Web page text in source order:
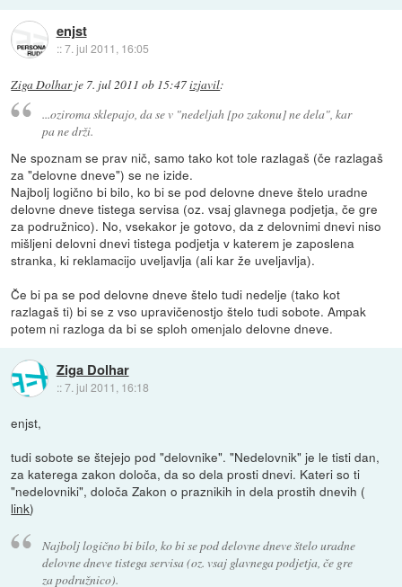
enjst
::7. jul 2011, 16:05
Ziga Dolharje 7. jul 2011 ob 15:47izjavil:
...oziroma sklepajo, da se v "nedeljah [po zakonu] ne dela", kar
pa ne drži.
Ne spoznam se prav nič, samo tako kot tole razlagaš (če razlagaš
za "delovne dneve") se ne izide.
Najbolj logično bi bilo, ko bi se pod delovne dneve štelo uradne
delovne dneve tistega servisa (oz. vsaj glavnega podjetja, če gre
za podružnico). No, vsekakor je gotovo, da z delovnimi dnevi niso
mišljeni delovni dnevi tistega podjetja v katerem je zaposlena
stranka, ki reklamacijo uveljavlja (ali kar že uveljavlja).
Če bi pa se pod delovne dneve štelo tudi nedelje (tako kot
razlagaš ti) bi se z vso upravičenostjo štelo tudi sobote. Ampak
potem ni razloga da bi se sploh omenjalo delovne dneve.
Ziga Dolhar
::7. jul 2011, 16:18
enjst,
tudi sobote se štejejo pod "delovnike". "Nedelovnik" je le tisti dan,
za katerega zakon določa, da so dela prosti dnevi. Kateri so ti
"nedelovniki", določa Zakon o praznikih in dela prostih dnevih (
link)
Najbolj logično bi bilo, ko bi se pod delovne dneve štelo uradne
delovne dneve tistega servisa (oz. vsaj glavnega podjetja, če gre
za podružnico).